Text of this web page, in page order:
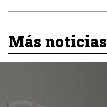
Más noticias